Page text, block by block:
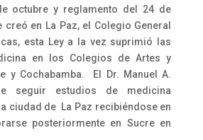
octubre y reglamento del 24 de
creó en La Paz, el Colegio General
esta Ley a la vez suprimió las
en los Colegios de Artes y
y Cochabamba. El Dr. Manuel A.
seguir estudios de medicina
ciudad de La Paz recibiéndose en
posteriormente en Sucre en